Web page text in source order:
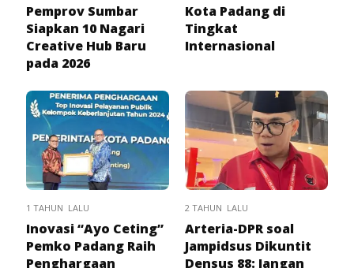
Pemprov Sumbar
Siapkan 10 Nagari
Creative Hub Baru
pada 2026
Kota Padang di
Tingkat
Internasional
1 TAHUN LALU
Inovasi “Ayo Ceting”
Pemko Padang Raih
Penghargaan
2 TAHUN LALU
Arteria-DPR soal
Jampidsus Dikuntit
Densus 88: Jangan